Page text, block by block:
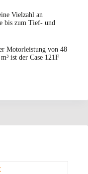
Vielzahl an
bis zum Tief- und
Motorleistung von 48
ist der Case 121F